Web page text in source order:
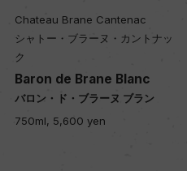
Chateau Brane Cantenac
シャトー・ブラーヌ・カントナッ
ク
Baron de Brane Blanc
バロン・ド・ブラーヌ ブラン
750ml, 5,600 yen